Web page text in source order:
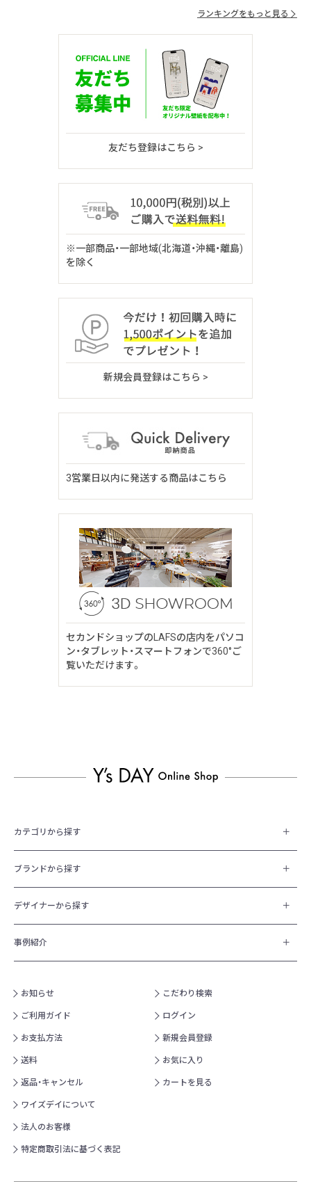
ランキングをもっと見る
友だち登録はこちら >
※一部商品・一部地域(北海道・沖縄・離島)
を除く
新規会員登録はこちら >
3営業日以内に発送する商品はこちら
セカンドショップのLAFSの店内をパソコ
ン・タブレット・スマートフォンで360°ご
覧いただけます。
カテゴリから探す
ブランドから探す
デザイナーから探す
事例紹介
お知らせ
ご利用ガイド
お支払方法
送料
返品・キャンセル
ワイズデイについて
法人のお客様
特定商取引法に基づく表記
こだわり検索
ログイン
新規会員登録
お気に入り
カートを見る